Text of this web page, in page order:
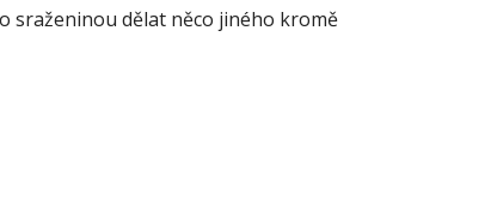
sraženinou dělat něco jiného kromě